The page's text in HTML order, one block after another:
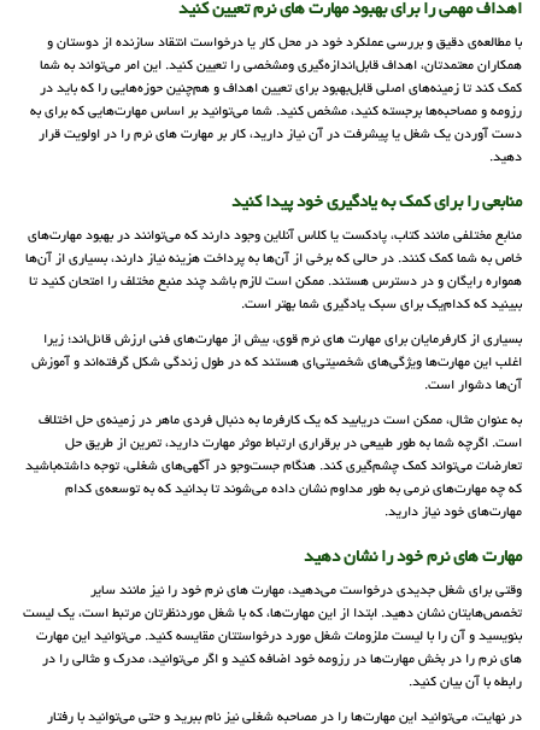
اهداف مهمی را برای بهبود مهارت های نرم تعیین کنید
با مطالعه‌ی دقیق و بررسی عملکرد خود در محل کار یا درخواست انتقاد سازنده از دوستان و
همکاران معتمدتان، اهداف قابل‌اندازه‌گیری و‌مشخصی را تعیین کنید. این امر می‌تواند به شما
کمک کند تا زمینه‌های اصلی قابل‌بهبود برای تعیین اهداف و هم‌چنین حوزه‌هایی را که باید در
رزومه و مصاحبه‌ها برجسته کنید، مشخص کنید. شما می‌توانید بر اساس مهارت‌هایی که برای به
دست آوردن یک شغل یا پیشرفت در آن نیاز دارید، کار بر مهارت های نرم را در اولویت قرار
دهید.
منابعی را برای کمک به یادگیری خود پیدا کنید
منابع مختلفی مانند کتاب، پادکست یا کلاس آنلاین وجود دارند که می‌توانند در بهبود مهارت‌های
خاص به شما کمک کنند. در حالی که برخی از آن‌ها به پرداخت هزینه نیاز دارند، بسیاری از آن‌ها
همواره رایگان و در دسترس هستند. ممکن است لازم باشد چند منبع مختلف را امتحان کنید تا
ببینید که کدام‌یک برای سبک یادگیری شما بهتر است.
بسیاری از کارفرمایان برای مهارت های نرم قوی، بیش از مهارت‌های فنی ارزش قائل‌اند؛ زیرا
اغلب این مهارت‌ها ویژگی‌های شخصیتی‌ای هستند که در طول زندگی شکل گرفته‌اند و آموزش
آن‌ها دشوار است.
به عنوان مثال، ممکن است دریابید که یک کارفرما به دنبال فردی ماهر در زمینه‌ی حل اختلاف
است. اگرچه شما به طور طبیعی در برقراری ارتباط موثر مهارت دارید، تمرین از طریق حل
تعارضات می‌تواند کمک چشم‌گیری کند. هنگام جست‌وجو در آگهی‌های شغلی، توجه داشته‌باشید
که چه مهارت‌های نرمی به طور مداوم نشان داده‌ می‌شوند تا بدانید که به توسعه‌ی کدام
مهارت‌های خود نیاز دارید.
مهارت ‌های نرم خود را نشان دهید
وقتی برای شغل جدیدی درخواست می‌دهید، مهارت ‌های نرم خود را نیز مانند سایر
تخصص‌هایتان نشان دهید. ابتدا از این مهارت‌ها، که با شغل موردنظرتان مرتبط است، یک لیست
بنویسید و آن را با لیست ملزومات شغل مورد درخواستتان مقایسه کنید. می‌توانید این مهارت‌
های نرم را در بخش مهارت‌ها در رزومه خود اضافه کنید و اگر می‌توانید، مدرک و مثالی را در
رابطه با آن بیان کنید.
در نهایت، می‌توانید این مهارت‌ها را در مصاحبه شغلی نیز نام ببرید و حتی می‌توانید با رفتار